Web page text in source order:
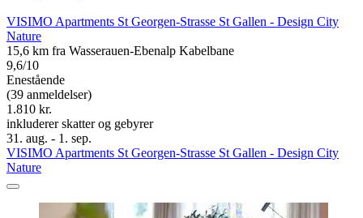
VISIMO Apartments St Georgen-Strasse St Gallen - Design City
Nature
15,6 km fra Wasserauen-Ebenalp Kabelbane
9,6/10
Enestående
(39 anmeldelser)
1.810 kr.
inkluderer skatter og gebyrer
31. aug. - 1. sep.
VISIMO Apartments St Georgen-Strasse St Gallen - Design City
Nature